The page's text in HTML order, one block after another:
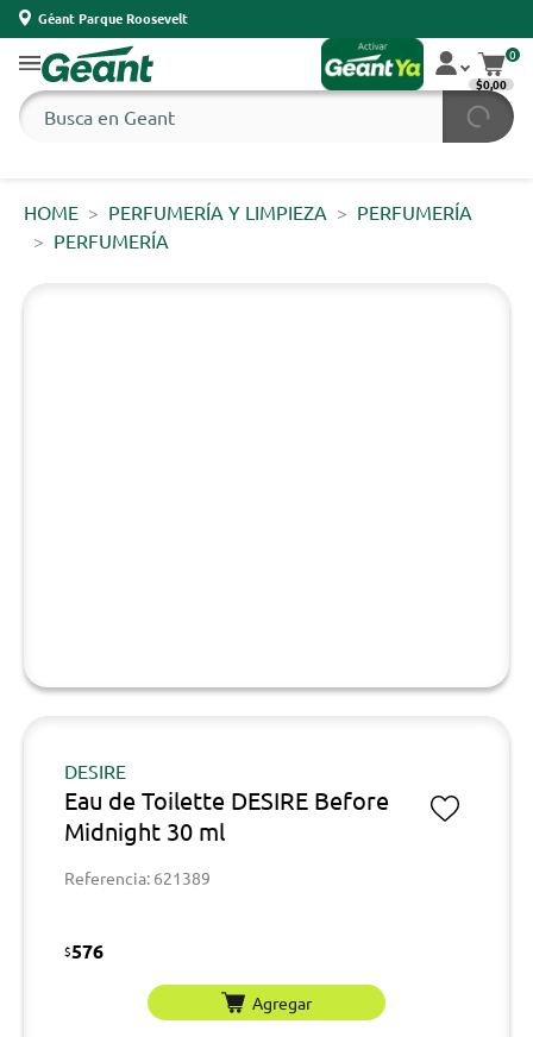
Géant Parque Roosevelt
0
$0,00
HOME PERFUMERÍA Y LIMPIEZA
PERFUMERÍA
PERFUMERÍA
DESIRE
Eau de Toilette DESIRE Before
Midnight 30 ml
Referencia: 621389
$576
Agregar